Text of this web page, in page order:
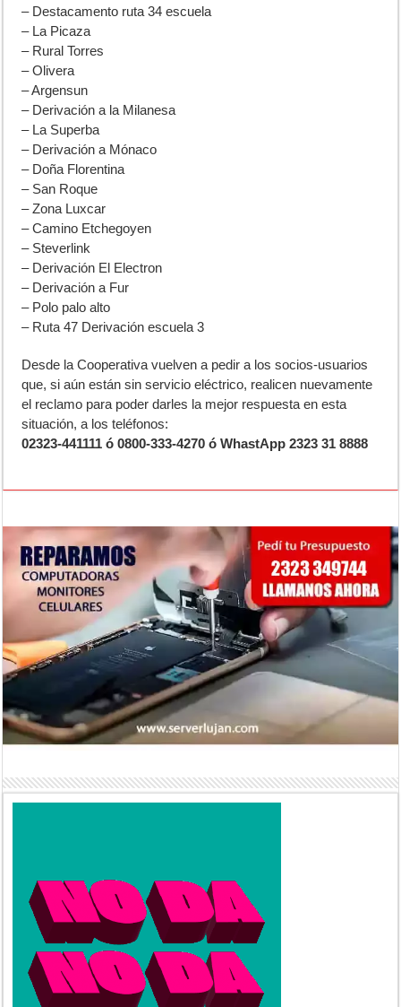
– Destacamento ruta 34 escuela
– La Picaza
– Rural Torres
– Olivera
– Argensun
– Derivación a la Milanesa
– La Superba
– Derivación a Mónaco
– Doña Florentina
– San Roque
– Zona Luxcar
– Camino Etchegoyen
– Steverlink
– Derivación El Electron
– Derivación a Fur
– Polo palo alto
– Ruta 47 Derivación escuela 3
Desde la Cooperativa vuelven a pedir a los socios-usuarios
que, si aún están sin servicio eléctrico, realicen nuevamente
el reclamo para poder darles la mejor respuesta en esta
situación, a los teléfonos:
02323-441111 ó 0800-333-4270 ó WhastApp 2323 31 8888